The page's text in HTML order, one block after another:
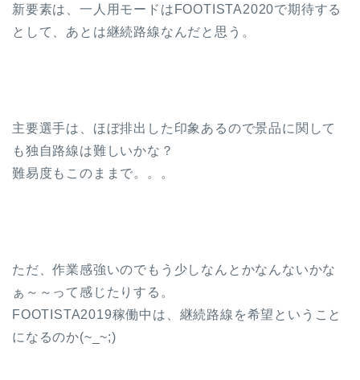
新要素は、一人用モードはFOOTISTA2020で期待する
として、あとは継続路線なんだと思う。
主要選手は、ほぼ排出した印象あるので景品に関して
も独自路線は難しいかな？
難易度もこのままで。。。
ただ、作業感強いのでもう少しなんとかなんないかな
ぁ～～って感じたりする。
FOOTISTA2019稼働中は、継続路線を希望ということ
になるのか(~_~;)